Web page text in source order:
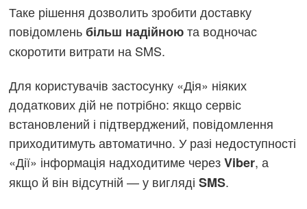
Таке рішення дозволить зробити доставку
повідомленьбільш надійноюта водночас
скоротити витрати на SMS.
Для користувачів застосунку «Дія» ніяких
додаткових дій не потрібно: якщо сервіс
встановлений і підтверджений, повідомлення
приходитимуть автоматично. У разі недоступності
«Дії» інформація надходитиме черезViber, а
якщо й він відсутній — у виглядіSMS.